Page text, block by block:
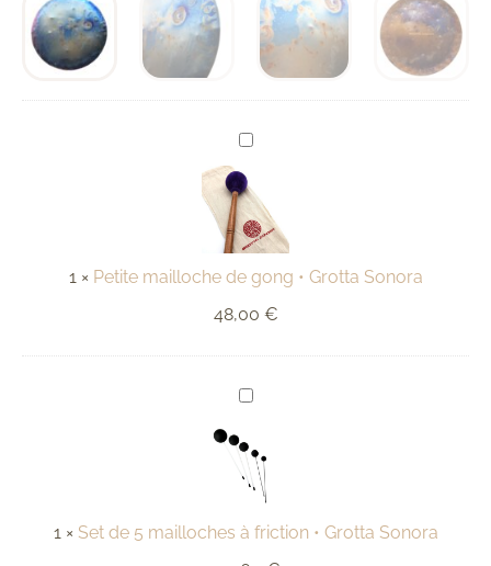
Petite
de
gong
•
Grotta
Sonora
1× Petite mailloche de gong • Grotta Sonora
48,00 €
Set
mailloches
à
friction
Sonora
1× Set de 5 mailloches à friction • Grotta Sonora